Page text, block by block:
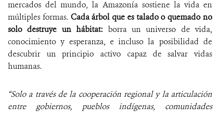
mercados del mundo, la Amazonía sostiene la vida en
múltiples formas. Cada árbol que es talado o quemado no
solo destruye un hábitat: borra un universo de vida,
conocimiento y esperanza, e incluso la posibilidad de
descubrir un principio activo capaz de salvar vidas
humanas.
“Solo a través de la cooperación regional y la articulación
entre gobiernos, pueblos indígenas, comunidades